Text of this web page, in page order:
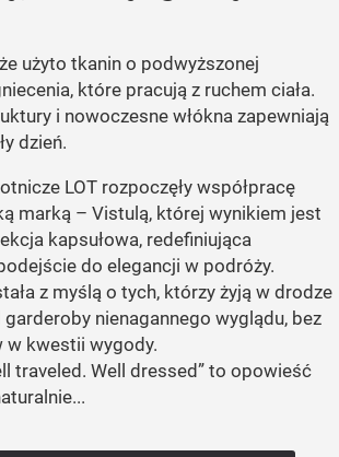
użyto tkanin o podwyższonej
które pracują z ruchem ciała.
i nowoczesne włókna zapewniają
dzień.
LOT rozpoczęły współpracę
marką – Vistulą, której wynikiem jest
kapsułowa, redefiniująca
do elegancji w podróży.
z myślą o tych, którzy żyją w drodze
nienagannego wyglądu, bez
kwestii wygody.
traveled. Well dressed” to opowieść